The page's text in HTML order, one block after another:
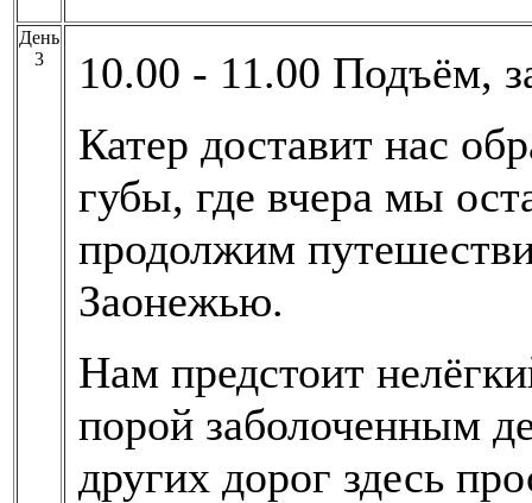
День
3
10.00 - 11.00 Подъём,
Катер доставит нас
губы, где вчера мы
продолжим
Заонежью.
Нам предстоит
порой заболоченным
других дорог здесь